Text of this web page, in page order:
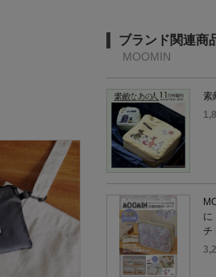
ブランド関連商
MOOMIN
素
に
チ